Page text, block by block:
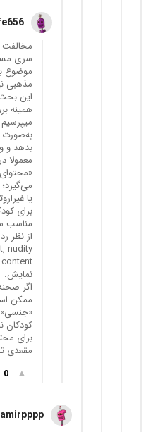
سری
موضوع
مذهبی
این
همینه
به‌صورت
بدهد و
معمولا
یا
برای
مناسب
از نظر
نمایش.
اگر
ممکن
«جنسی»
کودکان
برای
مقعدی
▲
0
amirpppp